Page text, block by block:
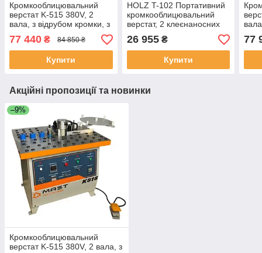
Кромкооблицювальний
верстат K-515 380V, 2
вала, з відрубом кромки, з
інвертером
77 440 ₴ 84 850 ₴
Купити
HOLZ T-102 Портативний
кромкооблицювальний
верстат, 2 клеєнаносних
вала (кромка до 55 мм)
26 955₴
Купити
77
Акційні пропозиції та новинки
–9%
Кромкооблицювальний
верстат K-515 380V, 2 вала, з